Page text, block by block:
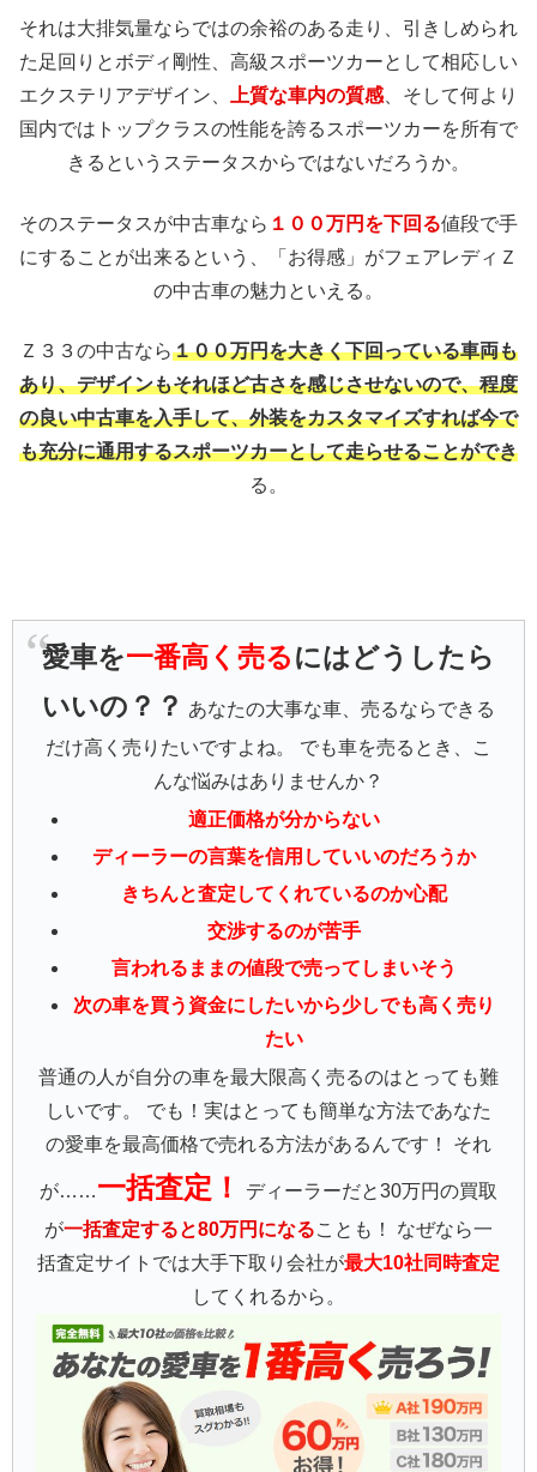
それは大排気量ならではの余裕のある走り、引きしめられ
た足回りとボディ剛性、高級スポーツカーとして相応しい
エクステリアデザイン、
上質な車内の質感 、そして何より
国内ではトップクラスの性能を誇るスポーツカーを所有で
きるというステータスからではないだろうか。
そのステータスが中古車なら １００万円を下回る値段で手
にすることが出来るという、「お得感」がフェアレディＺ
の中古車の魅力といえる。
Ｚ３３の中古なら１００万円を大きく下回っている車両も
あり、デザインもそれほど古さを感じさせないので、程度
の良い中古車を入手して、外装をカスタマイズすれば今で
も充分に通用するスポーツカーとして走らせることができ
る。
愛車を一番高く売るにはどうしたら
いいの？？ あなたの大事な車、売るならできる
だけ高く売りたいですよね。 でも車を売るとき、こ
んな悩みはありませんか？
適正価格が分からない
ディーラーの言葉を信用していいのだろうか
きちんと査定してくれているのか心配
交渉するのが苦手
言われるままの値段で売ってしまいそう
次の車を買う資金にしたいから少しでも高く売り
たい
普通の人が自分の車を最大限高く売るのはとっても難
しいです。 でも！実はとっても簡単な方法であなた
の愛車を最高価格で売れる方法があるんです！ それ
が……一括査定！
ディーラーだと30万円の買取
が一括査定すると80万円になることも！ なぜなら一
括査定サイトでは大手下取り会社が最大10社同時査定
してくれるから。